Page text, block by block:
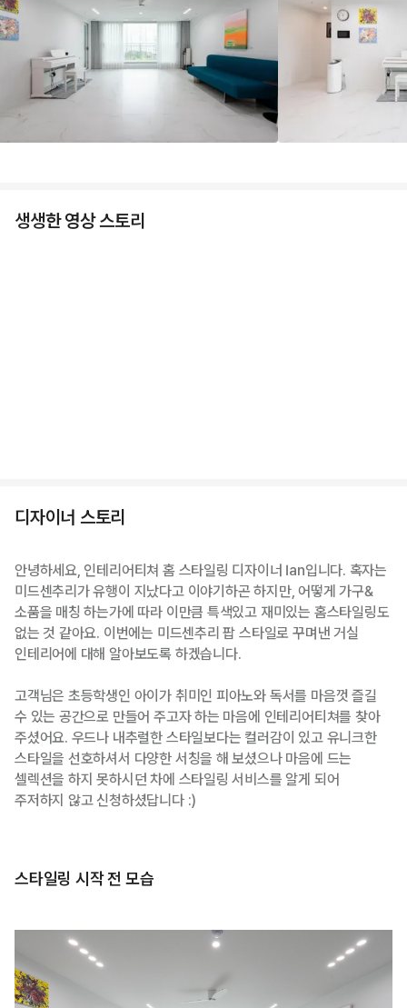
생생한 영상 스토리
디자이너 스토리
안녕하세요, 인테리어티쳐 홈 스타일링 디자이너 Ian입니다. 혹자는
미드센추리가 유행이 지났다고 이야기하곤 하지만, 어떻게 가구&
소품을 매칭 하는가에 따라 이만큼 특색있고 재미있는 홈스타일링도
없는 것 같아요. 이번에는 미드센추리 팝 스타일로 꾸며낸 거실
인테리어에 대해 알아보도록 하겠습니다.
고객님은 초등학생인 아이가 취미인 피아노와 독서를 마음껏 즐길
수 있는 공간으로 만들어 주고자 하는 마음에 인테리어티쳐를 찾아
주셨어요. 우드나 내추럴한 스타일보다는 컬러감이 있고 유니크한
스타일을 선호하셔서 다양한 서칭을 해 보셨으나 마음에 드는
셀렉션을 하지 못하시던 차에 스타일링 서비스를 알게 되어
주저하지 않고 신청하셨답니다 :)
스타일링 시작 전 모습